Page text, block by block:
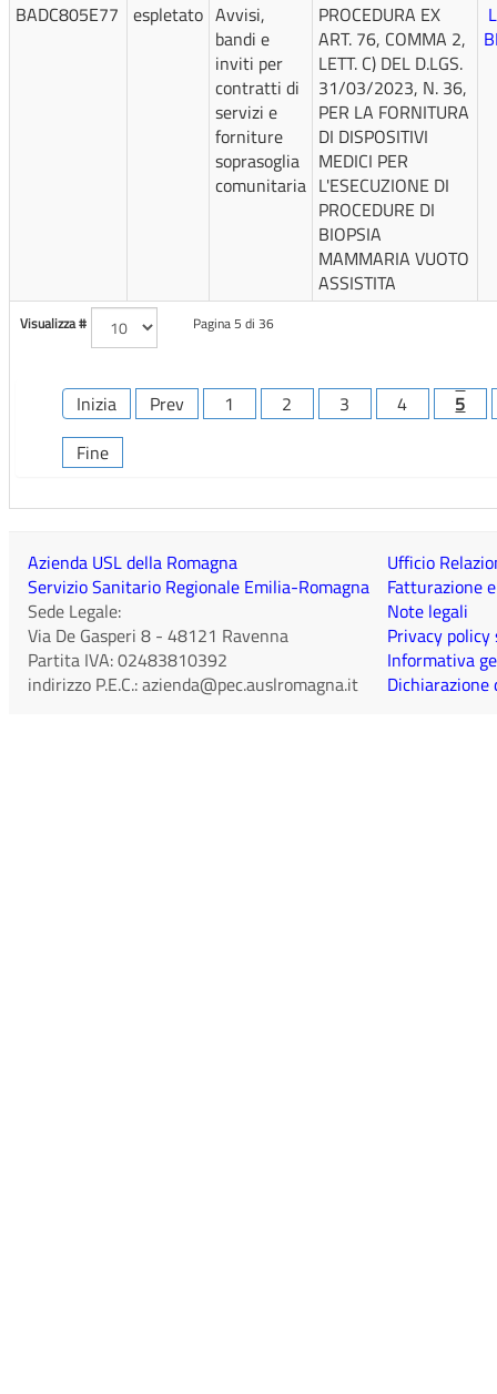
Visualizza # Pagina 5 di 36
Inizia Prev 1 2 3 4
5
Fine
BADC805E77 espletato Avvisi,
bandi e
inviti per
contratti di
servizi e
forniture
soprasoglia
comunitaria
PROCEDURA EX
ART. 76, COMMA 2,
LETT. C) DEL D.LGS.
31/03/2023, N. 36,
PER LA FORNITURA
DI DISPOSITIVI
MEDICI PER
L'ESECUZIONE DI
PROCEDURE DI
BIOPSIA
MAMMARIA VUOTO
ASSISTITA
Azienda USL della Romagna
Servizio Sanitario Regionale Emilia-Romagna
Sede Legale:
Via De Gasperi 8 - 48121 Ravenna
Partita IVA:02483810392
indirizzo P.E.C.:azienda@pec.auslromagna.it
Ufficio
Fatturazione
Note legali
Privacy
Informativa
Dichiarazione